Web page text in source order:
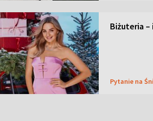
Biżuteria
Pytanie na